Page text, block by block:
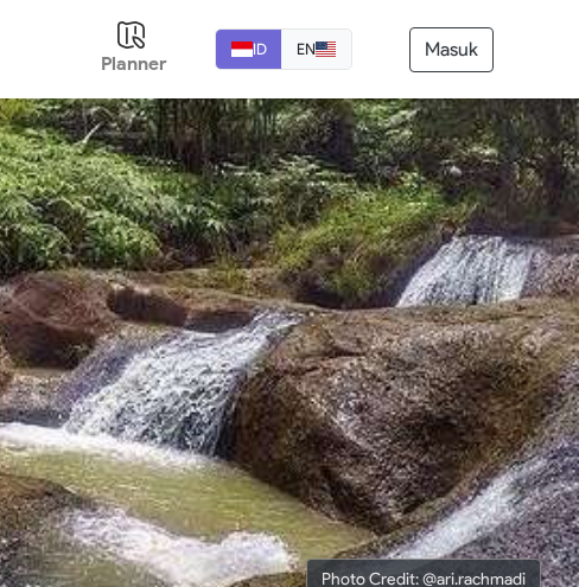
Planner
ID EN Masuk
Photo Credit: @ari.rachmadi